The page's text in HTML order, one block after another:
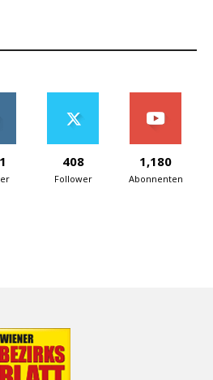
408
Follower
1,180
Abonnenten